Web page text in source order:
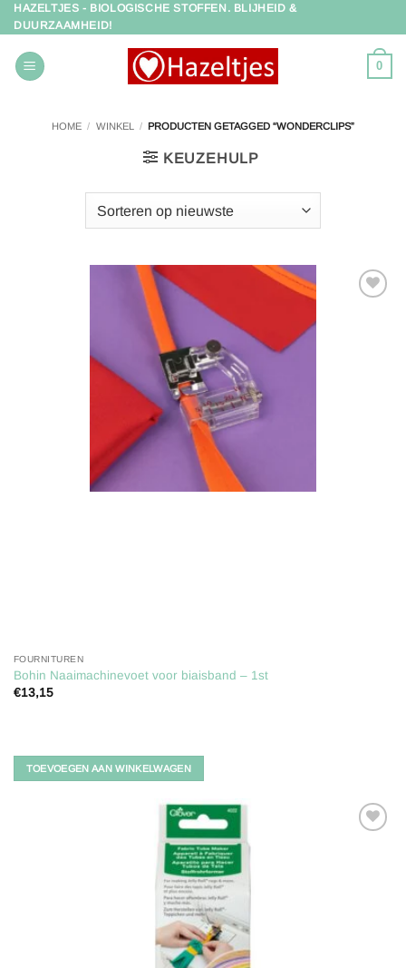
Ga
naar
inhoud
HAZELTJES - BIOLOGISCHE STOFFEN. BLIJHEID &
DUURZAAMHEID!
0
HOME / WINKEL / PRODUCTEN GETAGGED “WONDERCLIPS”
KEUZEHULP
FOURNITUREN
Bohin Naaimachinevoet voor biaisband – 1st
€13,15
TOEVOEGEN AAN WINKELWAGEN